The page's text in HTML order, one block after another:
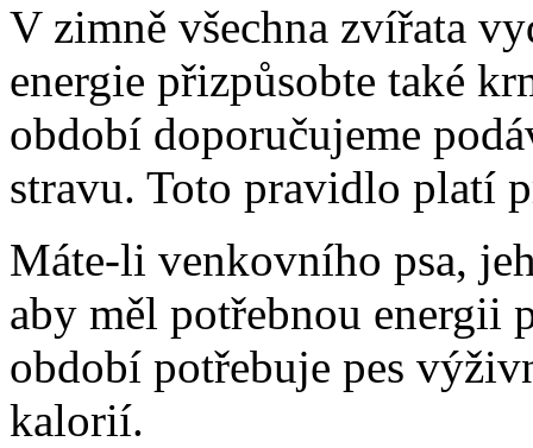
V zimně všechna zvířata
energie přizpůsobte také
období doporučujeme
stravu. Toto pravidlo platí
Máte-li venkovního psa,
aby měl potřebnou energii
období potřebuje pes
kalorií.